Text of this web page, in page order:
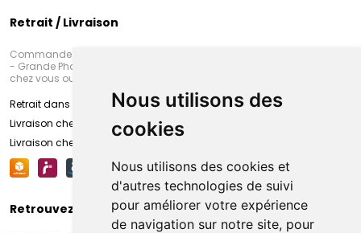
Nous utilisons des
cookies
Nous utilisons des cookies et
d'autres technologies de suivi
pour améliorer votre expérience
de navigation sur notre site, pour
Retrait / Livraison
Commandez en ligne et venez chercher votre commande à Amiens
- Grande Pharmacie d’Amiens (Fachon) ou recevez-là rapidement
chez vous ou en point retrait
Retrait dans la pharmacie d’Amiens
Livraison chez vous
Livraison chez votre commerçant
Retrouvez-nous sur vos réseaux sociaux